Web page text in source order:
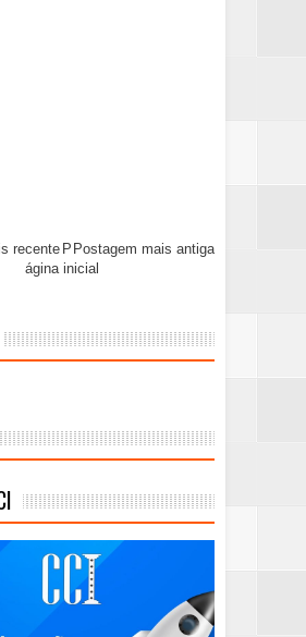
recente Postagem mais antiga
P
ágina inicial